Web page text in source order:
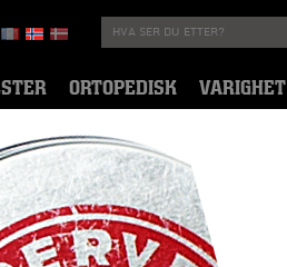
ORTOPEDISK VARIGHET